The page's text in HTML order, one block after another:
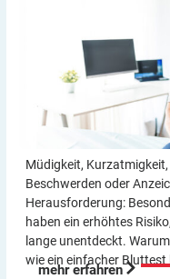
Müdigkeit,
Beschwerden oder
Herausforderung:
haben ein erhöhtes
lange unentdeckt.
wie ein einfacher Bluttest
mehr erfahren